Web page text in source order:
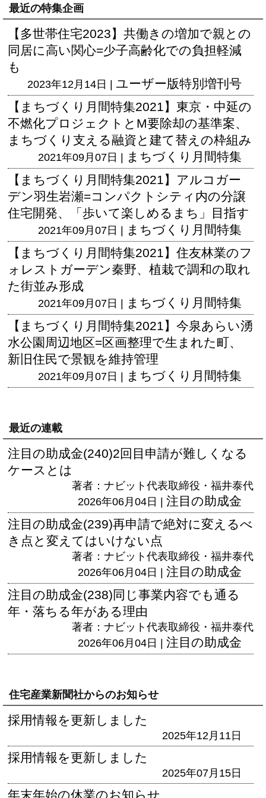
最近の特集企画
【多世帯住宅2023】共働きの増加で親との
同居に高い関心=少子高齢化での負担軽減
も
2023年12月14日 | ユーザー版特別増刊号
【まちづくり月間特集2021】東京・中延の
不燃化プロジェクトとM要除却の基準案、
まちづくり支える融資と建て替えの枠組み
2021年09月07日 | まちづくり月間特集
【まちづくり月間特集2021】アルコガー
デン羽生岩瀬=コンパクトシティ内の分譲
住宅開発、「歩いて楽しめるまち」目指す
2021年09月07日 | まちづくり月間特集
【まちづくり月間特集2021】住友林業のフ
ォレストガーデン秦野、植栽で調和の取れ
た街並み形成
2021年09月07日 | まちづくり月間特集
【まちづくり月間特集2021】今泉あらい湧
水公園周辺地区=区画整理で生まれた町、
新旧住民で景観を維持管理
2021年09月07日 | まちづくり月間特集
最近の連載
注目の助成金(240)2回目申請が難しくなる
ケースとは
著者：ナビット代表取締役・福井泰代
2026年06月04日 | 注目の助成金
注目の助成金(239)再申請で絶対に変えるべ
き点と変えてはいけない点
著者：ナビット代表取締役・福井泰代
2026年06月04日 | 注目の助成金
注目の助成金(238)同じ事業内容でも通る
年・落ちる年がある理由
著者：ナビット代表取締役・福井泰代
2026年06月04日 | 注目の助成金
住宅産業新聞社からのお知らせ
採用情報を更新しました
2025年12月11日
採用情報を更新しました
2025年07月15日
年末年始の休業のお知らせ